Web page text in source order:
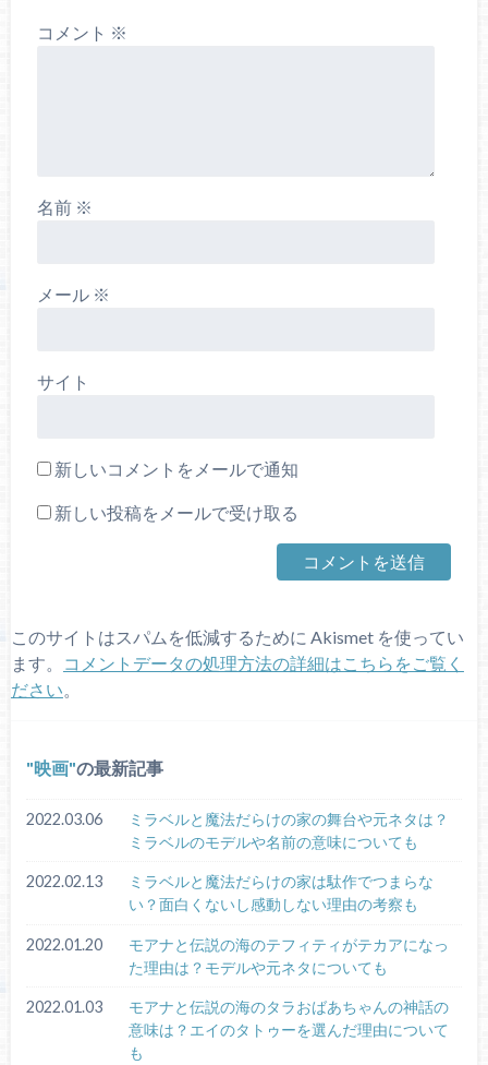
コメント ※
名前 ※
メール ※
サイト
新しいコメントをメールで通知
新しい投稿をメールで受け取る
このサイトはスパムを低減するために Akismet を使ってい
ます。
コメントデータの処理方法の詳細はこちらをご覧く
ださい。
映画 の最新記事
2022.03.06
ミラベルと魔法だらけの家の舞台や元ネタは？
ミラベルのモデルや名前の意味についても
2022.02.13
ミラベルと魔法だらけの家は駄作でつまらな
い？面白くないし感動しない理由の考察も
2022.01.20
モアナと伝説の海のテフィティがテカアになっ
た理由は？モデルや元ネタについても
2022.01.03
モアナと伝説の海のタラおばあちゃんの神話の
意味は？エイのタトゥーを選んだ理由について
も